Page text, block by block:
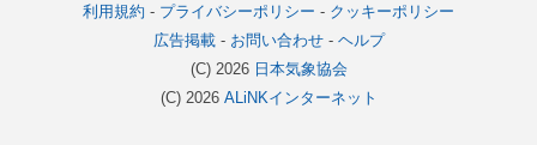
利用規約 - プライバシーポリシー - クッキーポリシー
広告掲載- お問い合わせ- ヘルプ
(C) 2026 日本気象協会
(C) 2026 ALiNKインターネット